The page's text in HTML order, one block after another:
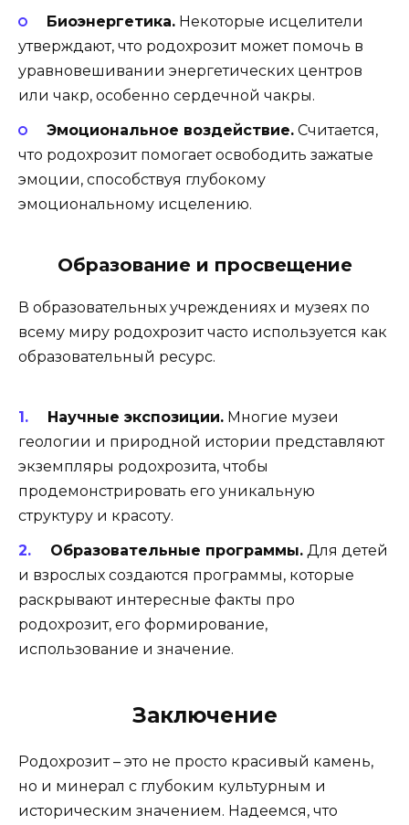
Биоэнергетика.Некоторые исцелители
утверждают, что родохрозит может помочь в
уравновешивании энергетических центров
или чакр, особенно сердечной чакры.
Эмоциональное воздействие.Считается,
что родохрозит помогает освободить зажатые
эмоции, способствуя глубокому
эмоциональному исцелению.
Образование и просвещение
В образовательных учреждениях и музеях по
всему миру родохрозит часто используется как
образовательный ресурс.
Научные экспозиции.Многие музеи
геологии и природной истории представляют
экземпляры родохрозита, чтобы
продемонстрировать его уникальную
структуру и красоту.
Образовательные программы.Для детей
и взрослых создаются программы, которые
раскрывают интересные факты про
родохрозит, его формирование,
использование и значение.
Заключение
Родохрозит – это не просто красивый камень,
но и минерал с глубоким культурным и
историческим значением. Надеемся, что